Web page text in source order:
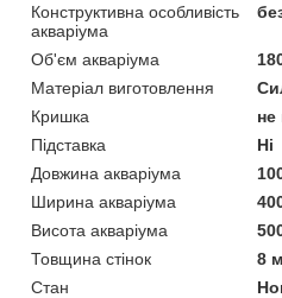
Конструктивна особливість
акваріума
Об'єм акваріума
Матеріал виготовлення
Кришка
не
Підставка
Ні
Довжина акваріума
Ширина акваріума
Висота акваріума
Товщина стінок
8
Стан